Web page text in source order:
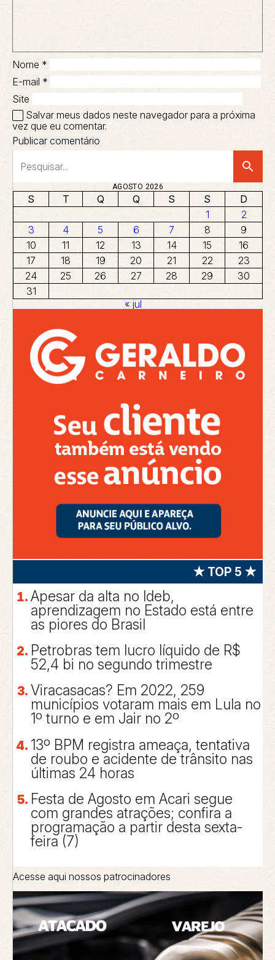
Nome *
E-mail *
Site
Salvar meus dados neste navegador para a próxima
vez que eu comentar.
search
AGOSTO 2026
S T Q Q S S
D
1
2
3
4 5 6 7 8
9
10
11 12 13 14 15
16
17
18 19 20 21 22
23
24
25 26 27 28 29
30
31
« jul
★ TOP 5 ★
Apesar da alta no Ideb,
aprendizagem no Estado está entre
as piores do Brasil
Petrobras tem lucro líquido de R$
52,4 bi no segundo trimestre
Viracasacas? Em 2022, 259
municípios votaram mais em Lula no
1º turno e em Jair no 2º
13º BPM registra ameaça, tentativa
de roubo e acidente de trânsito nas
últimas 24 horas
Festa de Agosto em Acari segue
com grandes atrações; confira a
programação a partir desta sexta-
feira (7)
Acesse aqui nossos patrocinadores